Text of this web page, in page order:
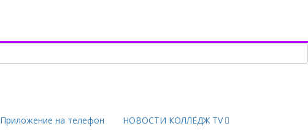
Приложение на телефон НОВОСТИ КОЛЛЕДЖ TV